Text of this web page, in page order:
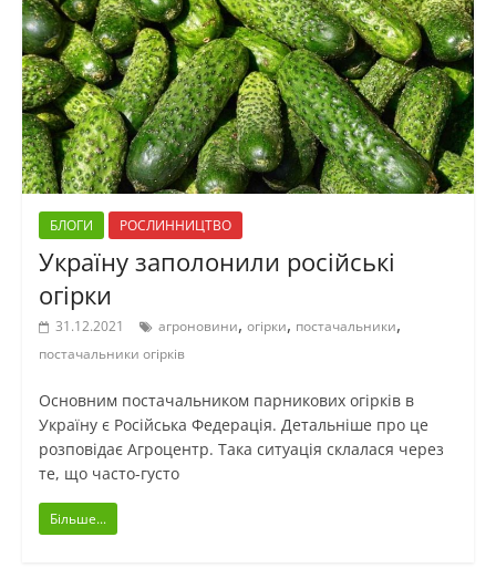
БЛОГИ РОСЛИННИЦТВО
Україну заполонили російські
огірки
31.12.2021 агроновини, огірки, постачальники,
постачальники огірків
Основним постачальником парникових огірків в
Україну є Російська Федерація. Детальніше про це
розповідає Агроцентр. Така ситуація склалася через
те, що часто-густо
Більше...